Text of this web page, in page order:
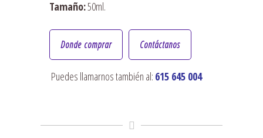
Tamaño:50ml.
Donde comprar Contáctanos
Puedes llamarnos también al: 615 645 004